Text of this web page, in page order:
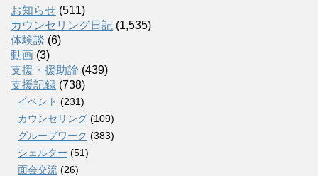
お知らせ (511)
カウンセリング日記 (1,535)
体験談 (6)
動画 (3)
支援・援助論 (439)
支援記録 (738)
イベント (231)
カウンセリング (109)
グループワーク (383)
シェルター (51)
面会交流 (26)